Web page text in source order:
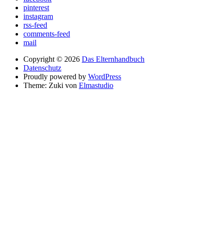
pinterest
instagram
rss-feed
comments-feed
mail
Copyright © 2026 Das Elternhandbuch
Datenschutz
Proudly powered by WordPress
Theme: Zuki von Elmastudio